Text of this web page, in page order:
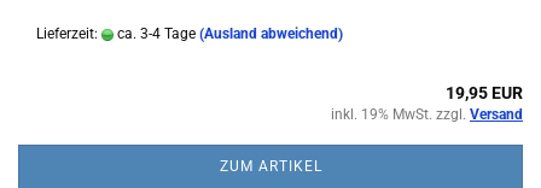
Lieferzeit: ca. 3-4 Tage (Ausland abweichend)
19,95 EUR
inkl. 19% MwSt. zzgl. Versand
ZUM ARTIKEL